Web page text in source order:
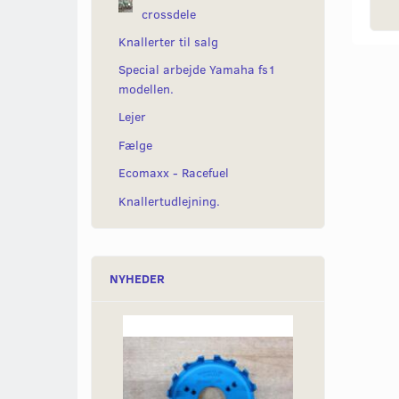
crossdele
Knallerter til salg
Special arbejde Yamaha fs1
modellen.
Lejer
Fælge
Ecomaxx - Racefuel
Knallertudlejning.
NYHEDER